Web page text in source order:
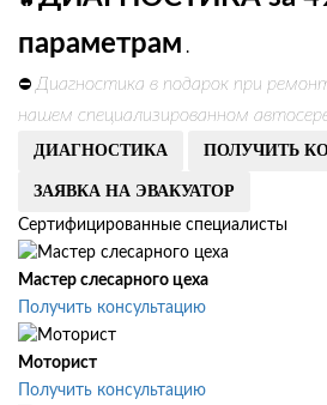
параметрам .
⛔ Диагностика в подарок при
нашем специализированном
ДИАГНОСТИКА ПОЛУЧИТЬ
ЗАЯВКА НА ЭВАКУАТОР
Сертифицированные специалисты
Мастер слесарного цеха
Получить консультацию
Моторист
Получить консультацию